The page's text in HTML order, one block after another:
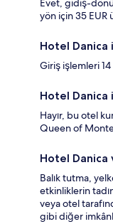
Evet, gidiş-
yön için 35 EUR
Hotel Danica
Giriş işlemleri 14
Hotel Danica
Hayır, bu otel
Queen of
Hotel Danica
Balık tutma,
etkinliklerin
veya otel
gibi diğer